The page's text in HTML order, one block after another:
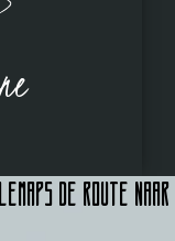
de route naar